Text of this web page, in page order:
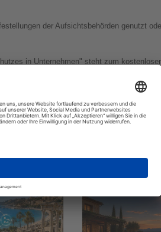
der Aufsichtsbehörden genutzt
in Unternehmen" steht zum